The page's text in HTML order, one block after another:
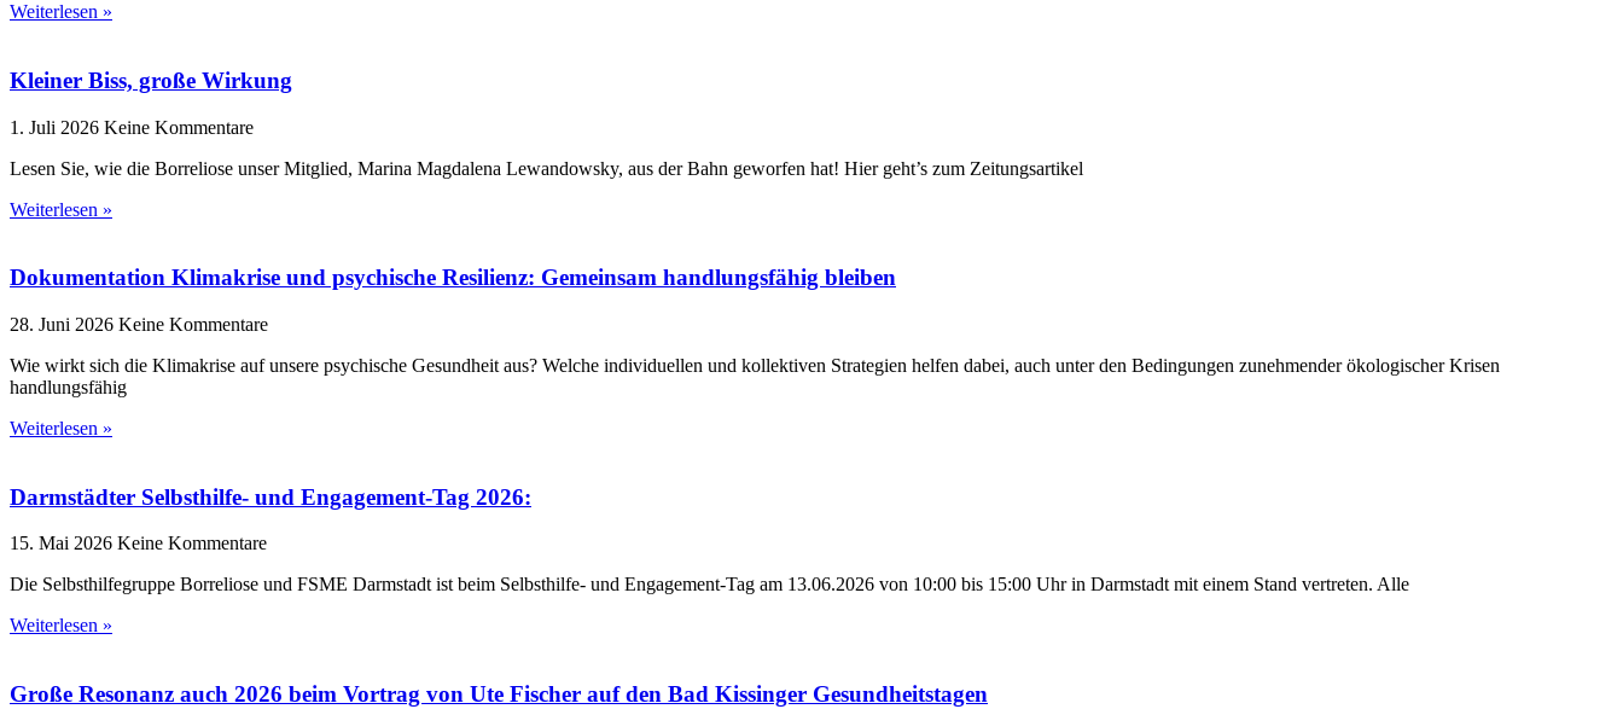
Weiterlesen »
Kleiner Biss, große Wirkung
1. Juli 2026 Keine Kommentare
Lesen Sie, wie die Borreliose unser Mitglied, Marina Magdalena Lewandowsky, aus der Bahn geworfen hat! Hier geht’s zum Zeitungsartikel
Weiterlesen »
Dokumentation Klimakrise und psychische Resilienz: Gemeinsam handlungsfähig bleiben
28. Juni 2026 Keine Kommentare
Wie wirkt sich die Klimakrise auf unsere psychische Gesundheit aus? Welche individuellen und kollektiven Strategien helfen dabei, auch unter den Bedingungen zunehmender ökologischer Krisen
handlungsfähig
Weiterlesen »
Darmstädter Selbsthilfe- und Engagement-Tag 2026:
15. Mai 2026 Keine Kommentare
Die Selbsthilfegruppe Borreliose und FSME Darmstadt ist beim Selbsthilfe- und Engagement-Tag am 13.06.2026 von 10:00 bis 15:00 Uhr in Darmstadt mit einem Stand vertreten. Alle
Weiterlesen »
Große Resonanz auch 2026 beim Vortrag von Ute Fischer auf den Bad Kissinger Gesundheitstagen